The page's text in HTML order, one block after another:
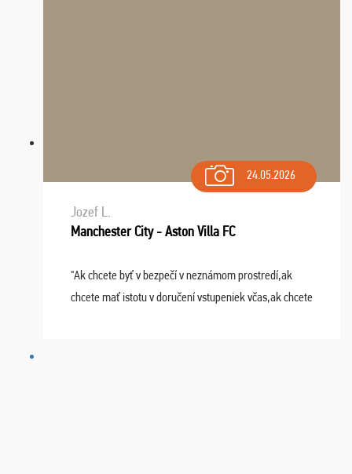
24.05.2026
Jozef L.
Manchester City - Aston Villa FC
"Ak chcete byť v bezpečí v neznámom prostredí,ak
chcete mať istotu v doručení vstupeniek včas,ak chcete